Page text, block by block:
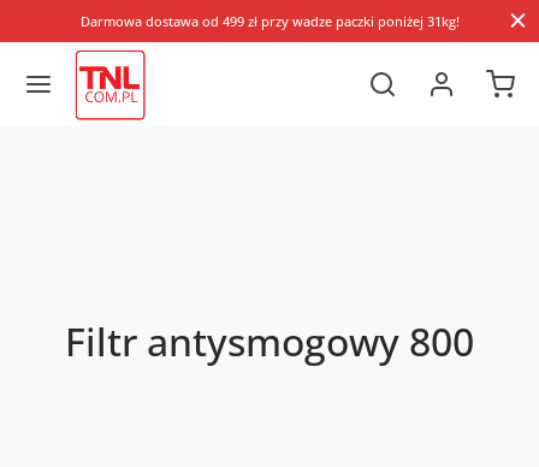
Darmowa dostawa od 499 zł przy wadze paczki poniżej 31kg!
Filtr antysmogowy 800